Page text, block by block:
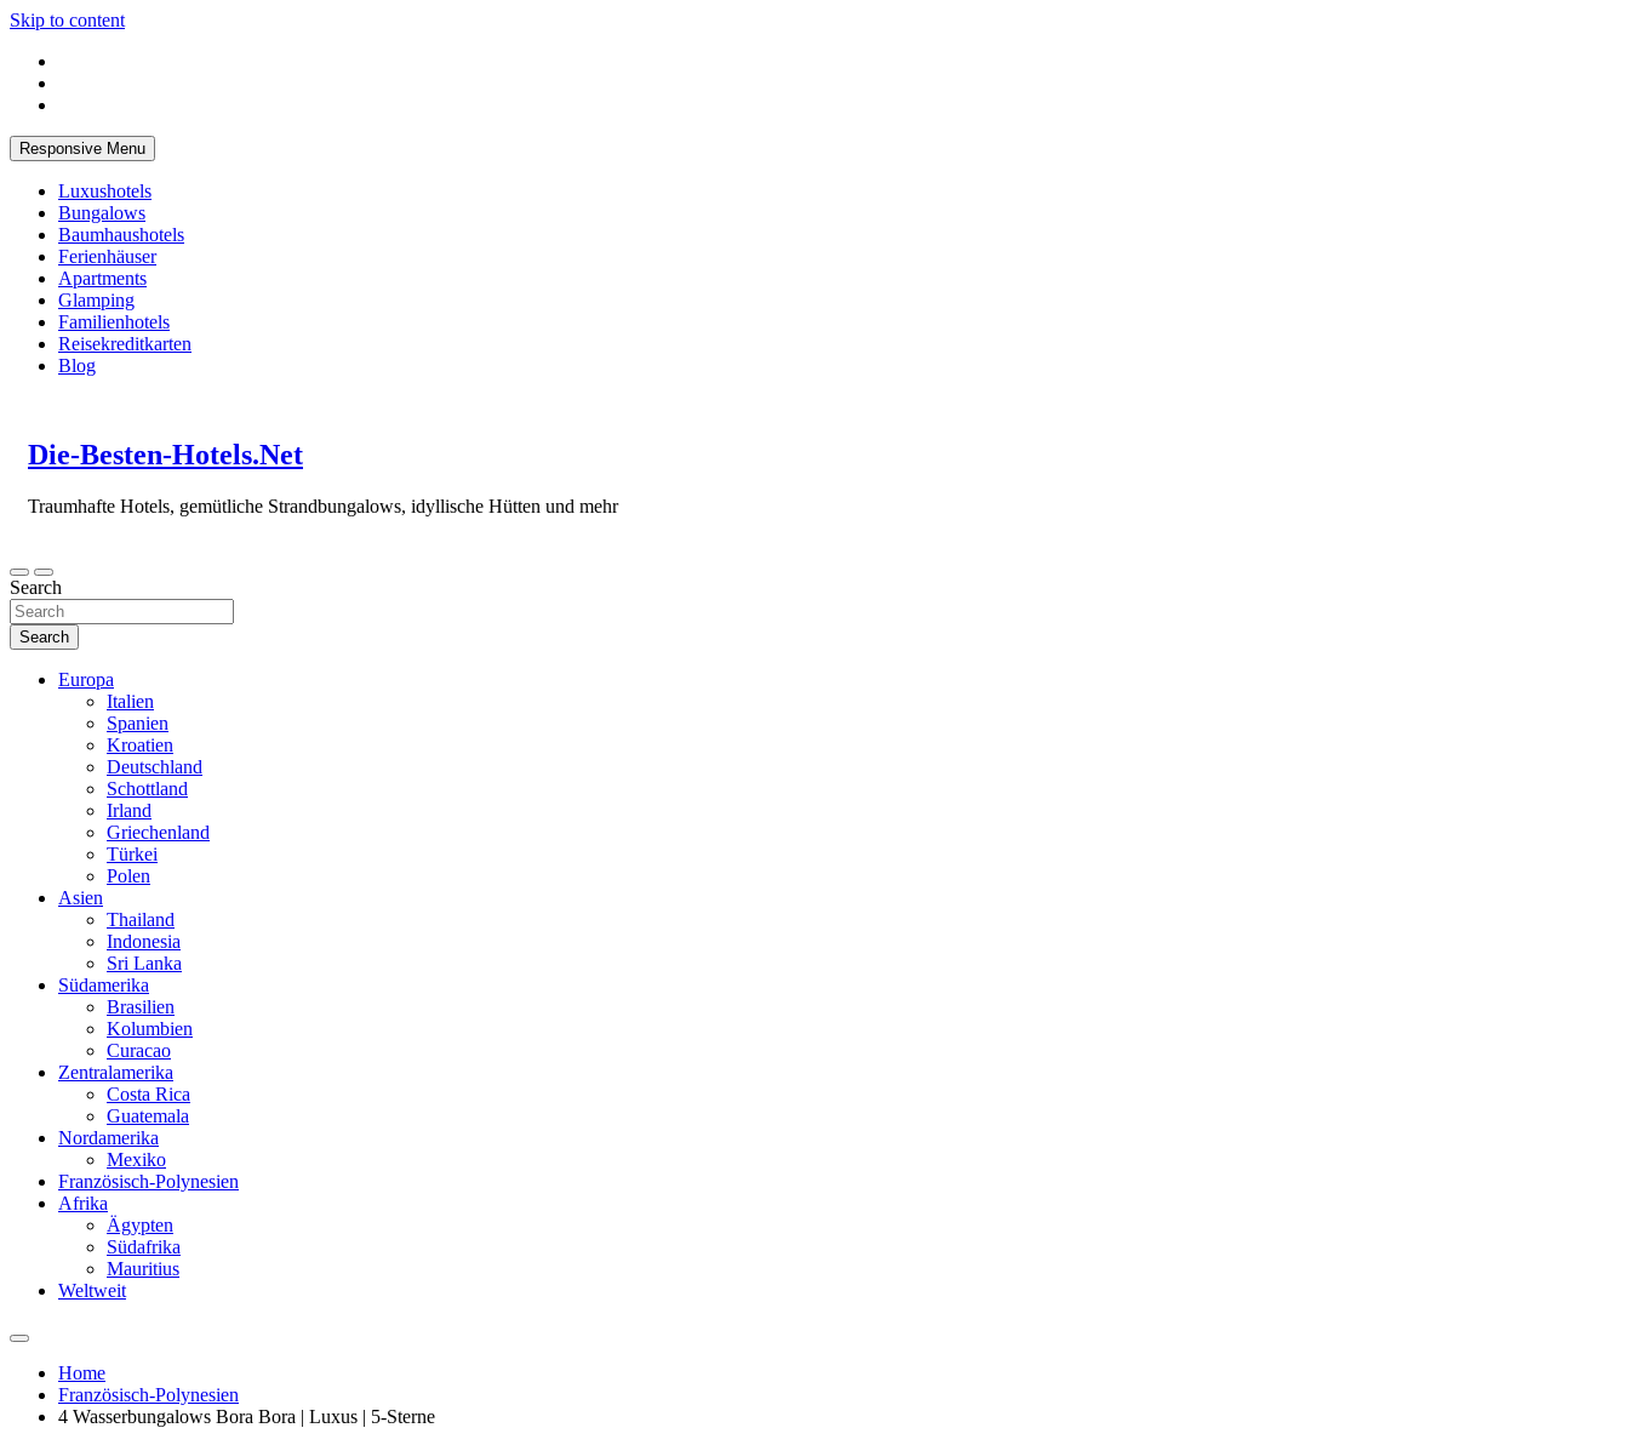
Skip to content
Responsive Menu
Luxushotels
Bungalows
Baumhaushotels
Ferienhäuser
Apartments
Glamping
Familienhotels
Reisekreditkarten
Blog
Die-Besten-Hotels.Net
Traumhafte Hotels, gemütliche Strandbungalows, idyllische Hütten und mehr
Search
Search
Europa
Italien
Spanien
Kroatien
Deutschland
Schottland
Irland
Griechenland
Türkei
Polen
Asien
Thailand
Indonesia
Sri Lanka
Südamerika
Brasilien
Kolumbien
Curacao
Zentralamerika
Costa Rica
Guatemala
Nordamerika
Mexiko
Französisch-Polynesien
Afrika
Ägypten
Südafrika
Mauritius
Weltweit
Home
Französisch-Polynesien
4 Wasserbungalows Bora Bora | Luxus | 5-Sterne